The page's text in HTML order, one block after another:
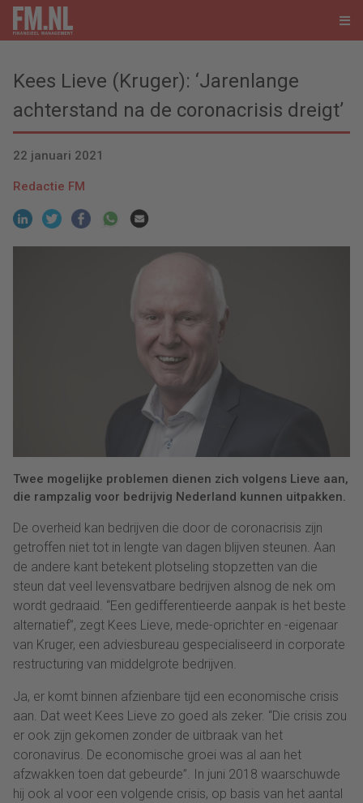
Kees Lieve (Kruger): ‘Jarenlange
achterstand na de coronacrisis dreigt’
22 januari 2021
Redactie FM
Twee mogelijke problemen dienen zich volgens Lieve aan,
die rampzalig voor bedrijvig Nederland kunnen uitpakken.
De overheid kan bedrijven die door de coronacrisis zijn
getroffen niet tot in lengte van dagen blijven steunen. Aan
de andere kant betekent plotseling stopzetten van die
steun dat veel levensvatbare bedrijven alsnog de nek om
wordt gedraaid. “Een gedifferentieerde aanpak is het beste
alternatief”, zegt Kees Lieve, mede-oprichter en -eigenaar
van Kruger, een adviesbureau gespecialiseerd in corporate
restructuring van middelgrote bedrijven.
Ja, er komt binnen afzienbare tijd een economische crisis
aan. Dat weet Kees Lieve zo goed als zeker. “Die crisis zou
er ook zijn gekomen zonder de uitbraak van het
coronavirus. De economische groei was al aan het
afzwakken toen dat gebeurde”. In juni 2018 waarschuwde
hij ook al voor een volgende crisis, op basis van het aantal